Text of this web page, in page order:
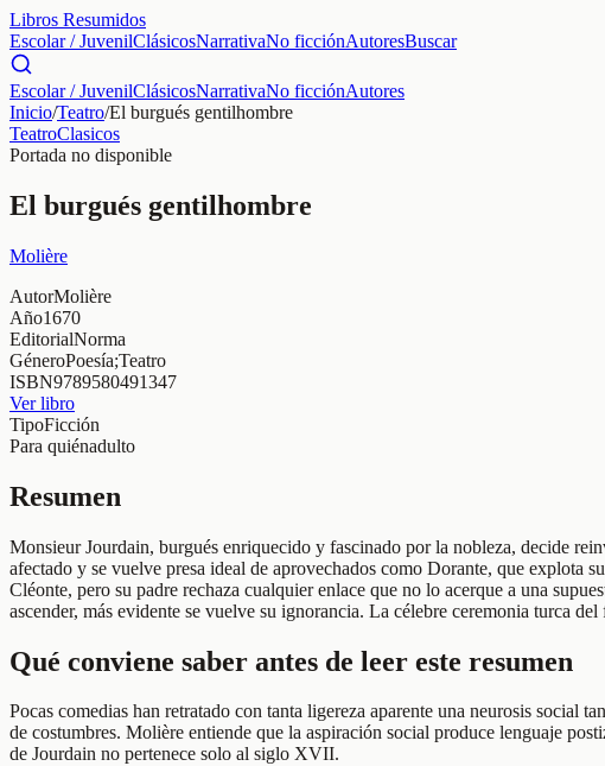
Libros Resumidos
Escolar / JuvenilClásicosNarrativaNo ficciónAutoresBuscar
Escolar / JuvenilClásicosNarrativaNo ficciónAutores
Inicio/Teatro/El burgués gentilhombre
TeatroClasicos
Portada no disponible
El burgués gentilhombre
Molière
AutorMolière
Año1670
EditorialNorma
GéneroPoesía;Teatro
ISBN9789580491347
Ver libro
TipoFicción
Para quiénadulto
Resumen
Monsieur Jourdain, burgués enriquecido y fascinado por la nobleza, decide
afectado y se vuelve presa ideal de aprovechados como Dorante, que explota
Cléonte, pero su padre rechaza cualquier enlace que no lo acerque a una
ascender, más evidente se vuelve su ignorancia. La célebre ceremonia turca
Qué conviene saber antes de leer este resumen
Pocas comedias han retratado con tanta ligereza aparente una neurosis social
de costumbres. Molière entiende que la aspiración social produce lenguaje
de Jourdain no pertenece solo al siglo XVII.